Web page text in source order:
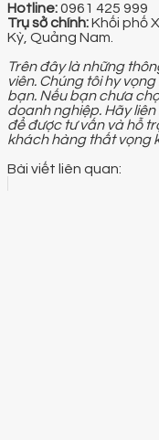
Hotline:0961 425 999
Trụ sở chính:Khối phố
Kỳ, Quảng Nam.
Trên đây là những
viên. Chúng tôi hy
bạn. Nếu bạn chưa
doanh nghiệp. Hãy
để được tư vấn và hỗ
khách hàng thất vọng
Bài viết liên quan: